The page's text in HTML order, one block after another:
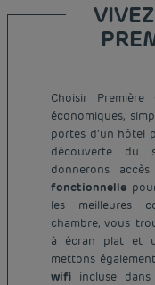
Choisir
économiques,
portes d'un hôtel
découverte du
donnerons
fonctionnelle
les meilleures
chambre, vous
à écran plat et
mettons
wifi incluse